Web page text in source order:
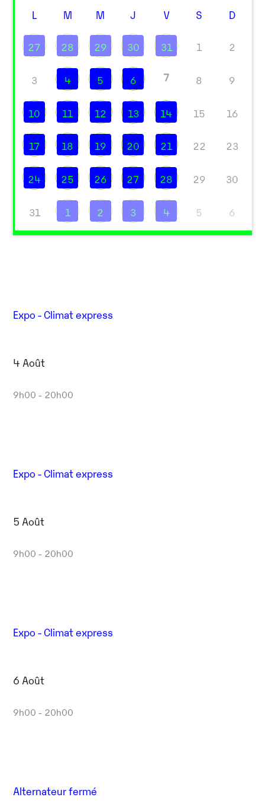
L M M J V S D
27 28 29 30 31 1 2
3 4 5 6 7 8 9
10 11 12 13 14 15 16
17 18 19 20 21 22 23
24 25 26 27 28 29 30
31 1 2 3 4 5 6
Expo - Climat express
4 Août
9h00 - 20h00
Expo - Climat express
5 Août
9h00 - 20h00
Expo - Climat express
6 Août
9h00 - 20h00
Alternateur fermé